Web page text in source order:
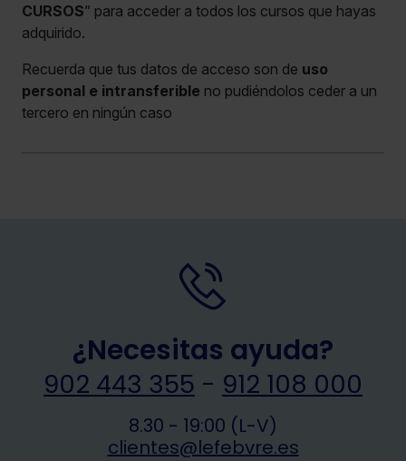
CURSOS” para acceder a todos los cursos que hayas
adquirido.
Recuerda que tus datos de acceso son de uso
personal e intransferible no pudiéndolos ceder a un
tercero en ningún caso
¿Necesitas ayuda?
902 443 355 - 912 108 000
8.30 - 19:00 (L-V)
clientes@lefebvre.es